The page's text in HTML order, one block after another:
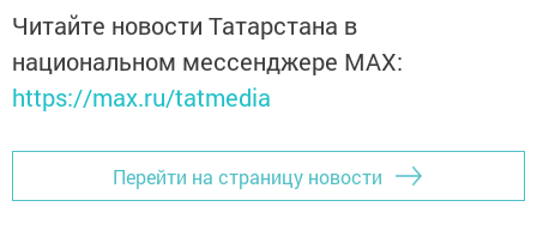
Читайте новости Татарстана в
национальном мессенджере MАХ:
https://max.ru/tatmedia
Перейти на страницу новости